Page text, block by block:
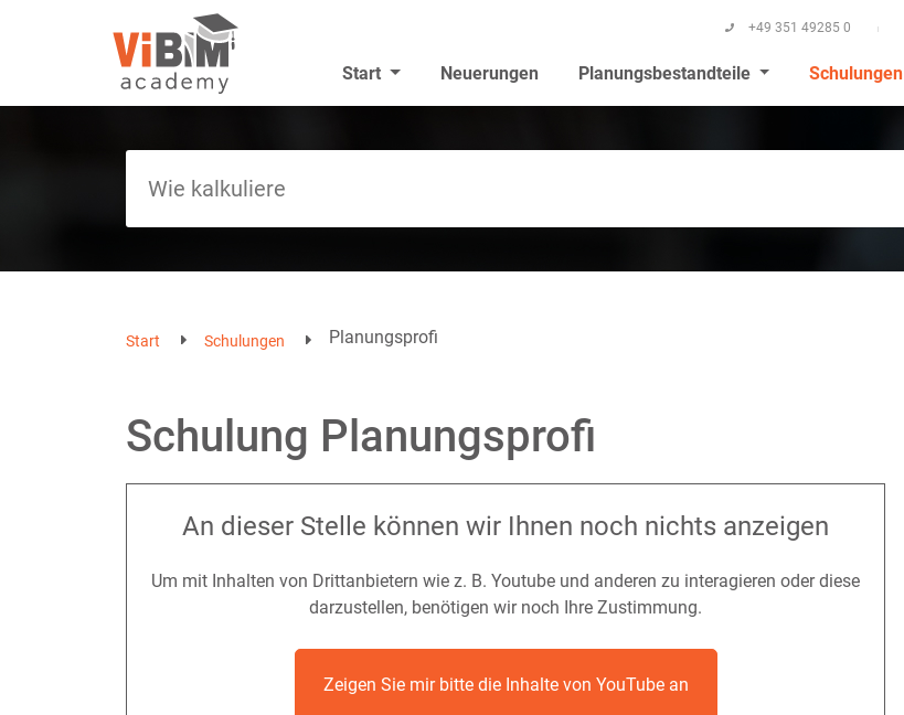
+49 351 49285 0
Start Neuerungen Planungsbestandteile Schulungen
Start Schulungen Planungsprofi
Schulung Planungsprofi
An dieser Stelle können wir Ihnen noch nichts anzeigen
Um mit Inhalten von Drittanbietern wie z. B. Youtube und anderen zu interagieren oder diese
darzustellen, benötigen wir noch Ihre Zustimmung.
Zeigen Sie mir bitte die Inhalte von YouTube an